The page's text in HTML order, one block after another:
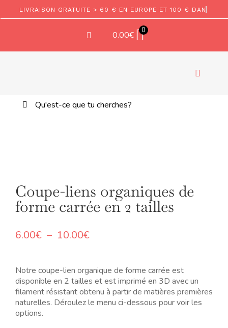
0.00€ 0
Rechercher:
Coupe-liens organiques de
forme carrée en 2 tailles
6.00€ – 10.00€Plage
6.00€
à
10.00€
Notre coupe-lien organique de forme carrée est
disponible en 2 tailles et est imprimé en 3D avec un
filament résistant obtenu à partir de matières premières
naturelles. Déroulez le menu ci-dessous pour voir les
options.